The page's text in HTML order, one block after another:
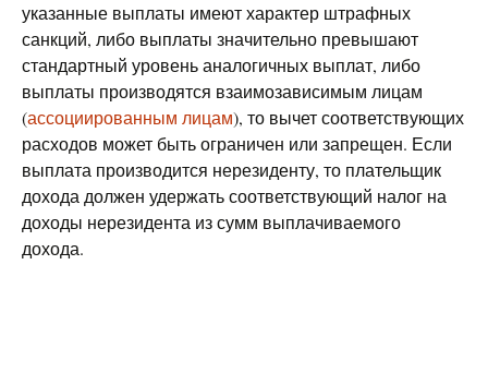
указанные выплаты имеют характер штрафных
санкций, либо выплаты значительно превышают
стандартный уровень аналогичных выплат, либо
выплаты производятся взаимозависимым лицам
(ассоциированным лицам), то вычет соответствующих
расходов может быть ограничен или запрещен. Если
выплата производится нерезиденту, то плательщик
дохода должен удержать соответствующий налог на
доходы нерезидента из сумм выплачиваемого
дохода.